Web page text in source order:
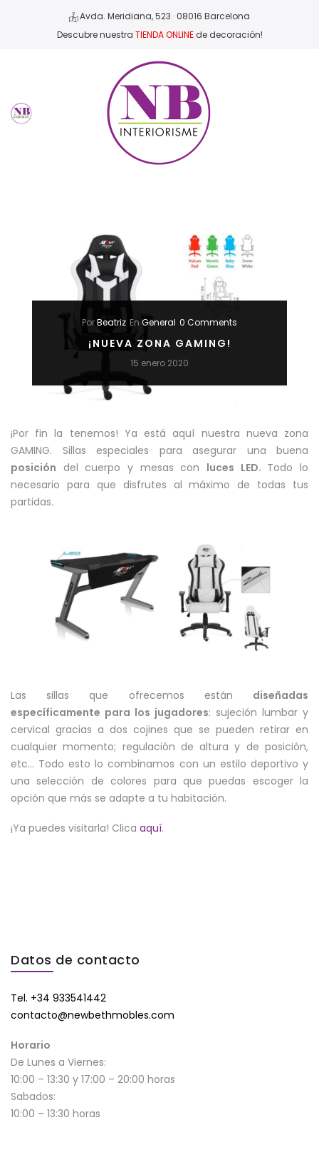
Avda. Meridiana, 523 · 08016 Barcelona
Descubre nuestra TIENDA ONLINEde decoración!
PorBeatriz En General 0 Comments
¡NUEVA ZONA GAMING!
15 enero 2020
¡Por fin la tenemos! Ya está aquí nuestra nueva zona
GAMING. Sillas especiales para asegurar una buena
posición del cuerpo y mesas con luces LED. Todo lo
necesario para que disfrutes al máximo de todas tus
partidas.
Las sillas que ofrecemos están diseñadas
específicamente para los jugadores: sujeción lumbar y
cervical gracias a dos cojines que se pueden retirar en
cualquier momento; regulación de altura y de posición,
etc… Todo esto lo combinamos con un estilo deportivo y
una selección de colores para que puedas escoger la
opción que más se adapte a tu habitación.
¡Ya puedes visitarla! Clica aquí.
Datos de contacto
Tel. +34 933541442
contacto@newbethmobles.com
Horario
De Lunes a Viernes:
10:00 – 13:30 y 17:00 – 20:00 horas
Sabados:
10:00 – 13:30 horas